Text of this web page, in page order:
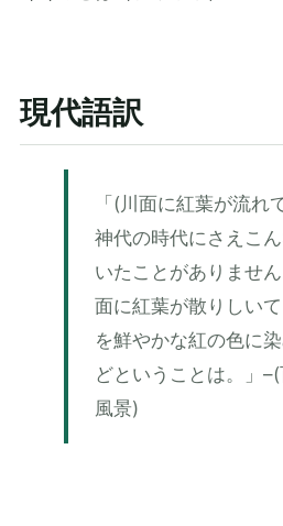
現代語訳
「(川面に紅葉が流れ
神代の時代にさえこ
いたことがありませ
面に紅葉が散りしい
を鮮やかな紅の色に
どということは。」
風景)